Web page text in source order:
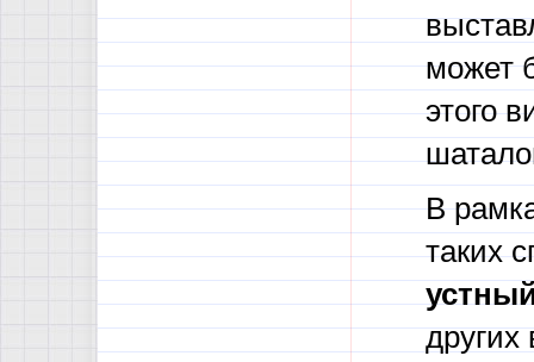
может
этого
В
таких
других